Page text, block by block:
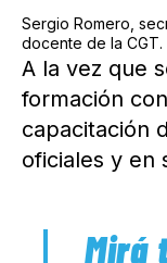
Sergio Romero,
docente de la CGT.
A la vez que
formación
capacitación
oficiales y en